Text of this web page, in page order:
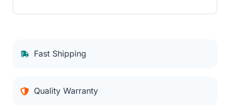
Fast Shipping
Quality Warranty